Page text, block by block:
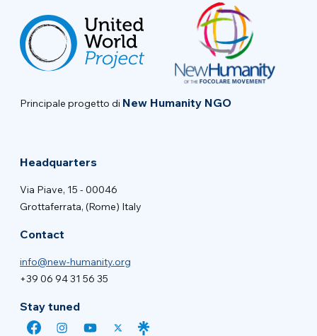
Principale progetto di New Humanity NGO
Headquarters
Via Piave, 15 - 00046
Grottaferrata, (Rome) Italy
Contact
info@new-humanity.org
+39 06 94 31 56 35
Stay tuned